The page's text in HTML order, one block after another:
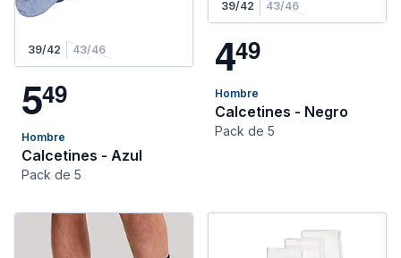
39/42 43/46
549
Hombre
Calcetines - Azul
Pack de 5
39/42 43/46
449
Hombre
Calcetines - Negro
Pack de 5